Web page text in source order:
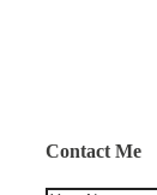
Contact Me